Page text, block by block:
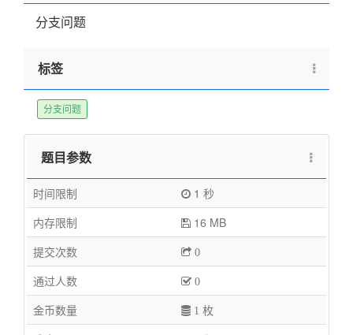
分支问题
标签
分支问题
题目参数
时间限制
1 秒
内存限制
16 MB
提交次数
0
通过人数 0
金币数量 1 枚